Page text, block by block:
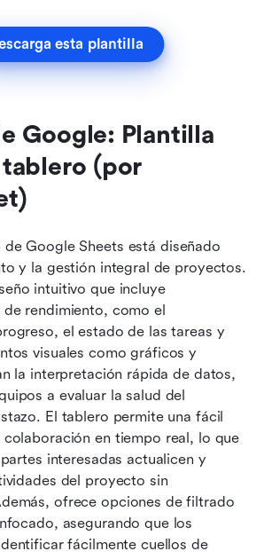
esta plantilla
Google: Plantilla
(por
de Google Sheets está diseñado
y la gestión integral de proyectos.
intuitivo que incluye
rendimiento, como el
el estado de las tareas y
visuales como gráficos y
la interpretación rápida de datos,
a evaluar la salud del
El tablero permite una fácil
colaboración en tiempo real, lo que
interesadas actualicen y
del proyecto sin
ofrece opciones de filtrado
asegurando que los
fácilmente cuellos de